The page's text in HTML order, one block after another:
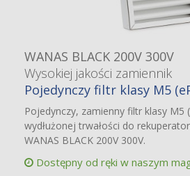
WANAS BLACK 200V 300V
Wysokiej jakości zamiennik
Pojedynczy filtr klasy M5
Pojedynczy, zamienny filtr klasy M5
wydłużonej trwałości do
WANAS BLACK 200V 300V.
Dostępny od ręki w naszym